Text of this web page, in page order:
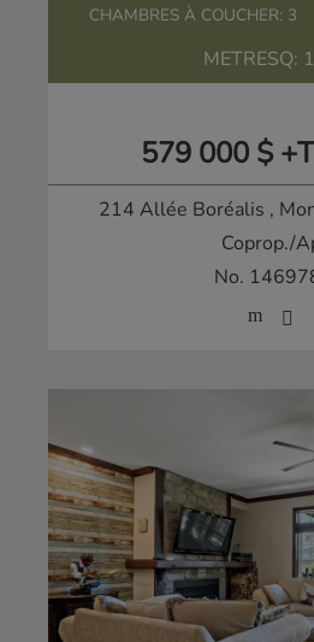
CHAMBRES À COUCHER: 3
METRESQ:
579 000 $
214 Allée Boréalis ,
Coprop./
No.